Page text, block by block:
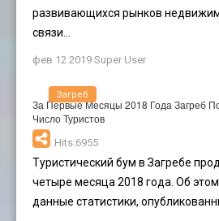
развивающихся рынков
связи...
фев 12 2019 Super User
За Первые Месяцы 2018 Года Загреб
Число Туристов
Hits:6955
Туристический бум в Загребе
четыре месяца 2018 года. Об
данные статистики,
Загреб